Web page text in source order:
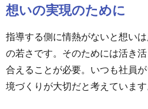
想いの実現のために
指導する側に情熱がないと想い
の若さです。そのためには活き
合えることが必要。いつも社員
境づくりが大切だと考えています